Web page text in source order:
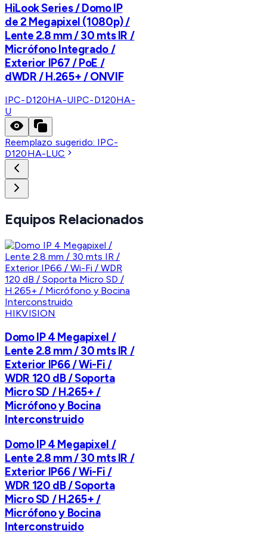
HiLook Series / Domo IP
de 2 Megapixel (1080p) /
Lente 2.8 mm / 30 mts IR /
Micrófono Integrado /
Exterior IP67 / PoE /
dWDR / H.265+ / ONVIF
IPC-D120HA-UIPC-D120HA-
U
Reemplazo sugerido: IPC-
D120HA-LUC
Equipos Relacionados
HIKVISION
Domo IP 4 Megapixel /
Lente 2.8 mm / 30 mts IR /
Exterior IP66 / Wi-Fi /
WDR 120 dB / Soporta
Micro SD / H.265+ /
Micrófono y Bocina
Interconstruido
Domo IP 4 Megapixel /
Lente 2.8 mm / 30 mts IR /
Exterior IP66 / Wi-Fi /
WDR 120 dB / Soporta
Micro SD / H.265+ /
Micrófono y Bocina
Interconstruido